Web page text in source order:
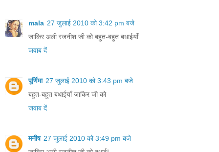
mala 27 जुलाई 2010 को 3:42 pm बजे
जाकिर अली रजनीश जी को बहुत-बहुत बधाईयाँ
जवाब दें
पूर्णिमा 27 जुलाई 2010 को 3:43 pm बजे
बहुत-बहुत बधाईयाँ जाकिर जी को
जवाब दें
मनीष 27 जुलाई 2010 को 3:49 pm बजे